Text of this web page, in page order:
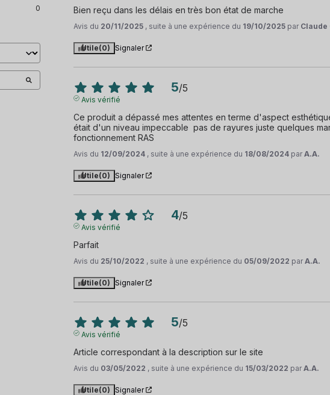
0 Bien reçu dans les délais en très bon état de marche
Avis du 20/11/2025 , suite à une expérience du 19/10/2025 par Claude
Utile(0) Signaler
5/5
Avis vérifié
Ce produit a dépassé mes attentes en terme d'aspect
était d'un niveau impeccable  pas de rayures juste quelques
fonctionnement RAS
Avis du 12/09/2024 , suite à une expérience du 18/08/2024 parA.A.
Utile(0) Signaler
4/5
Avis vérifié
Parfait
Avis du 25/10/2022 , suite à une expérience du 05/09/2022 parA.A.
Utile(0) Signaler
5/5
Avis vérifié
Article correspondant à la description sur le site
Avis du 03/05/2022 , suite à une expérience du 15/03/2022 parA.A.
Utile(0) Signaler